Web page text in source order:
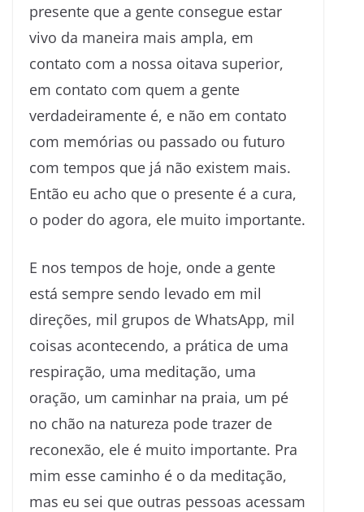
presente que a gente consegue estar
vivo da maneira mais ampla, em
contato com a nossa oitava superior,
em contato com quem a gente
verdadeiramente é, e não em contato
com memórias ou passado ou futuro
com tempos que já não existem mais.
Então eu acho que o presente é a cura,
o poder do agora, ele muito importante.
E nos tempos de hoje, onde a gente
está sempre sendo levado em mil
direções, mil grupos de WhatsApp, mil
coisas acontecendo, a prática de uma
respiração, uma meditação, uma
oração, um caminhar na praia, um pé
no chão na natureza pode trazer de
reconexão, ele é muito importante. Pra
mim esse caminho é o da meditação,
mas eu sei que outras pessoas acessam